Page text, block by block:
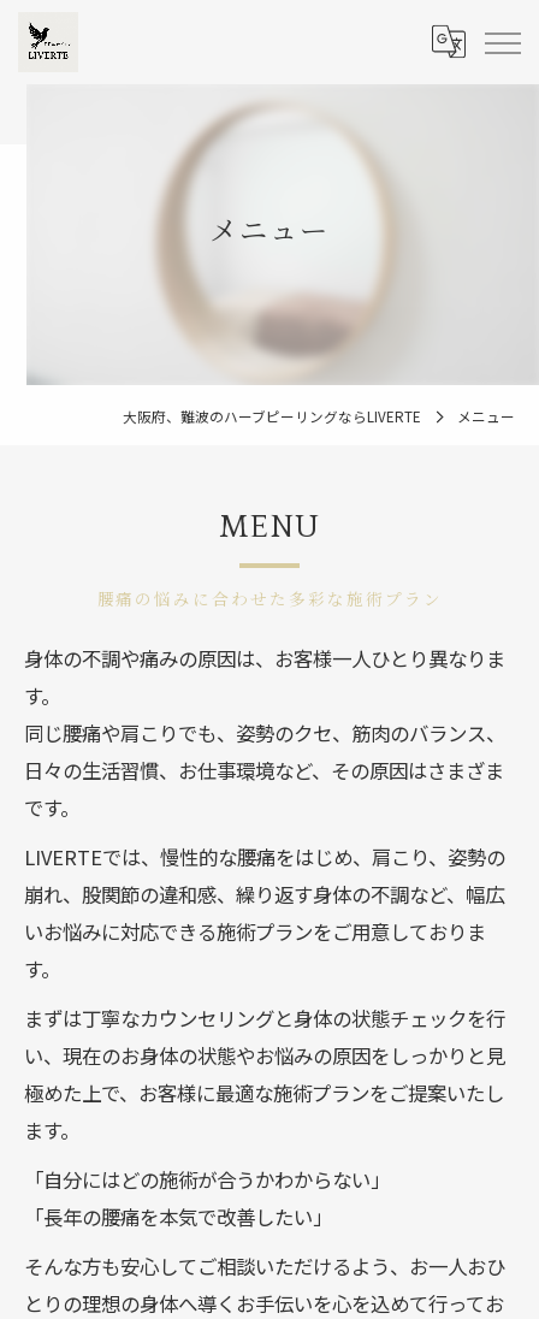
メニュー
大阪府、難波のハーブピーリングならLIVERTE メニュー
腰痛の悩みに合わせた多彩な施術プラン
MENU
身体の不調や痛みの原因は、お客様一人ひとり異なりま
す。
同じ腰痛や肩こりでも、姿勢のクセ、筋肉のバランス、
日々の生活習慣、お仕事環境など、その原因はさまざま
です。
LIVERTEでは、慢性的な腰痛をはじめ、肩こり、姿勢の
崩れ、股関節の違和感、繰り返す身体の不調など、幅広
いお悩みに対応できる施術プランをご用意しておりま
す。
まずは丁寧なカウンセリングと身体の状態チェックを行
い、現在のお身体の状態やお悩みの原因をしっかりと見
極めた上で、お客様に最適な施術プランをご提案いたし
ます。
「自分にはどの施術が合うかわからない」
「長年の腰痛を本気で改善したい」
そんな方も安心してご相談いただけるよう、お一人おひ
とりの理想の身体へ導くお手伝いを心を込めて行ってお